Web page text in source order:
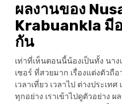
ผลงานของ
Krabuankla มี
กัน
เท่าที่เห็นตอนนี้น้องเป็นทั้ง นา
เซอร์ ที่สวยมาก เรื่องแต่งตัวถื
เวลาเที่ยว เวลาไป ต่างประเท
ทุกอย่าง เราเข้าไปดูตัวอย่าง ผ